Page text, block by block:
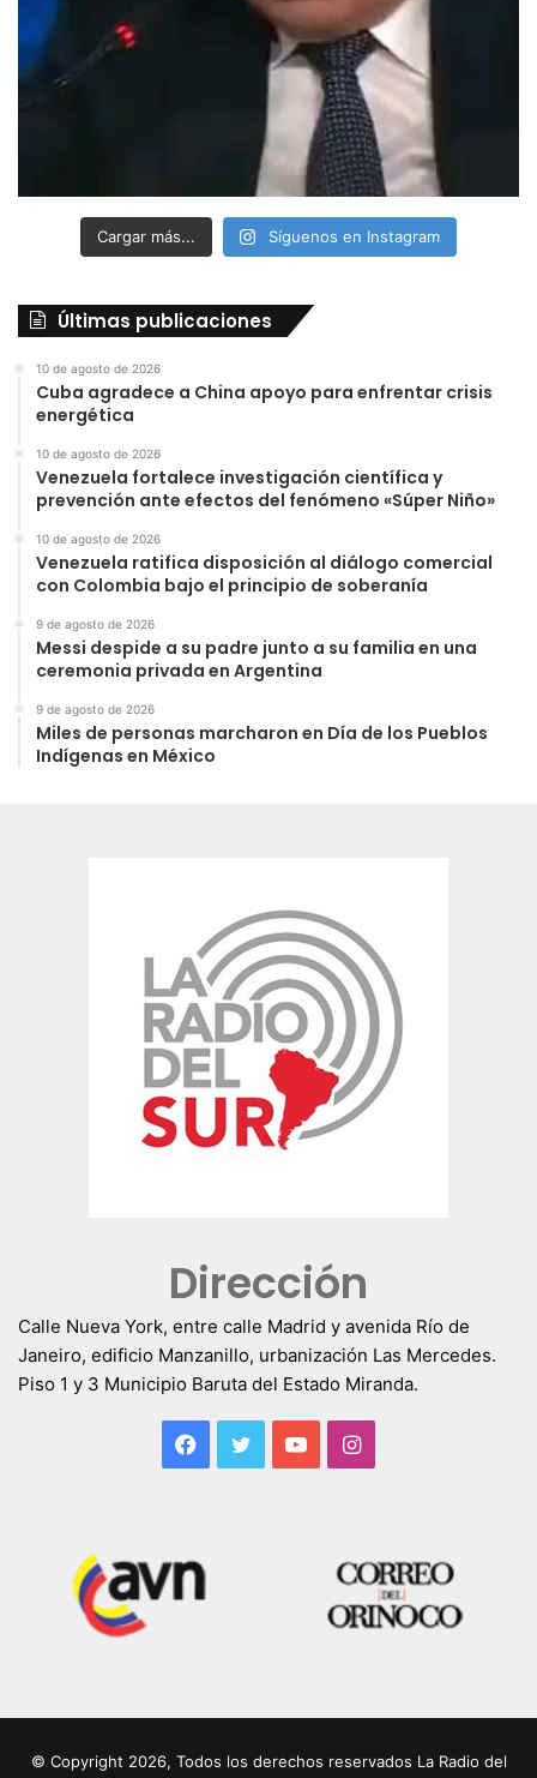
Cargar más... Síguenos en Instagram
Últimas publicaciones
10 de agosto de 2026
Cuba agradece a China apoyo para enfrentar crisis
energética
10 de agosto de 2026
Venezuela fortalece investigación científica y
prevención ante efectos del fenómeno «Súper Niño»
10 de agosto de 2026
Venezuela ratifica disposición al diálogo comercial
con Colombia bajo el principio de soberanía
9 de agosto de 2026
Messi despide a su padre junto a su familia en una
ceremonia privada en Argentina
9 de agosto de 2026
Miles de personas marcharon en Día de los Pueblos
Indígenas en México
Dirección
Calle Nueva York, entre calle Madrid y avenida Río de
Janeiro, edificio Manzanillo, urbanización Las Mercedes.
Piso 1 y 3 Municipio Baruta del Estado Miranda.
Facebook
TwitterYouTubeInstagram
© Copyright 2026, Todos los derechos reservados La Radio del